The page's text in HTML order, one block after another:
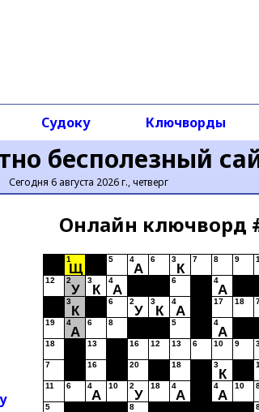
бесполезный
Сегодня 6 августа 2026 г., четверг
Судоку Ключворды
Онлайн ключворд
1
Щ
5 4
А
6 3
К
7 8 9
12 2
У
3
К
4
А
6 4
А
3
К
6 2
У
3
К
4
А
17 18
19 4
А
6 8 5 4
А
18 13 16 12 13 6 10 9
7 16 20 18 3
К
11 6 4
А
10 2
У
18 4
А
4
А
10
5 8